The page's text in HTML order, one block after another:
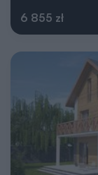
6 855 zł